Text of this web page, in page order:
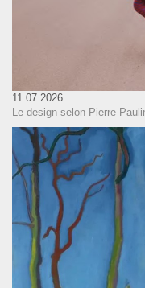
11.07.2026
Le design selon Pierre